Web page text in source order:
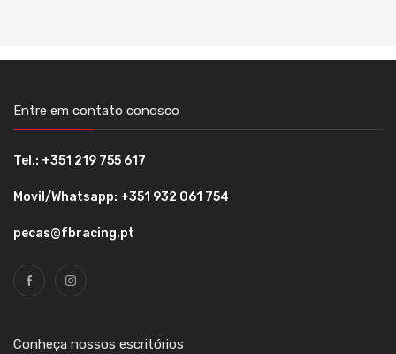
Entre em contato conosco
Tel.: +351 219 755 617
Movil/Whatsapp: +351 932 061 754
pecas@fbracing.pt
Conheça nossos escritórios